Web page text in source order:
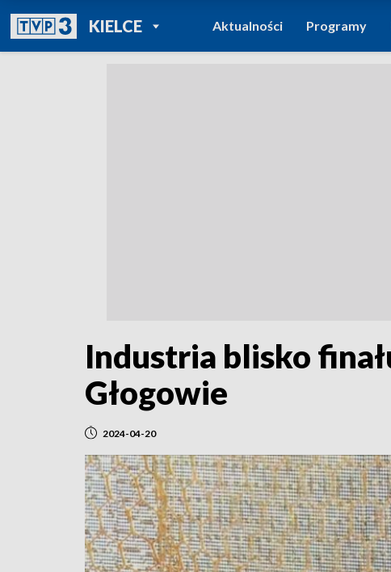
KIELCEPOWRÓT DO
TVP REGIONY
Aktualności Programy
Industria blisko
Głogowie
2024-04-20